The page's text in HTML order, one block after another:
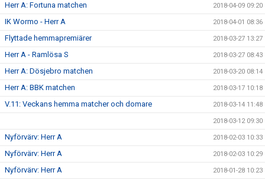
Herr A: Fortuna matchen 2018-04-09 09:20
IK Wormo - Herr A 2018-04-01 08:36
Flyttade hemmapremiärer 2018-03-27 13:27
Herr A - Ramlösa S 2018-03-27 08:43
Herr A: Dösjebro matchen 2018-03-20 08:14
Herr A: BBK matchen 2018-03-17 10:18
V.11: Veckans hemma matcher och domare 2018-03-14 11:48
2018-03-12 09:30
Nyförvärv: Herr A 2018-02-03 10:33
Nyförvärv: Herr A 2018-02-03 10:29
Nyförvärv: Herr A 2018-01-28 10:23